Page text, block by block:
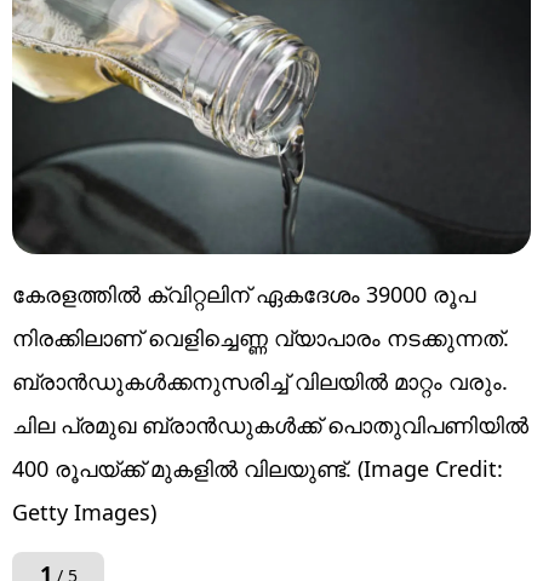
Short Videos
കേരളത്തിൽ ക്വിറ്റലിന് ഏകദേശം 39000 രൂപ
നിരക്കിലാണ് വെളിച്ചെണ്ണ വ്യാപാരം നടക്കുന്നത്.
ബ്രാൻഡുകൾക്കനുസരിച്ച് വിലയിൽ മാറ്റം വരും.
ചില പ്രമുഖ ബ്രാൻഡുകൾക്ക് പൊതുവിപണിയിൽ
400 രൂപയ്ക്ക് മുകളിൽ വിലയുണ്ട്. (Image Credit:
Getty Images)
1 / 5